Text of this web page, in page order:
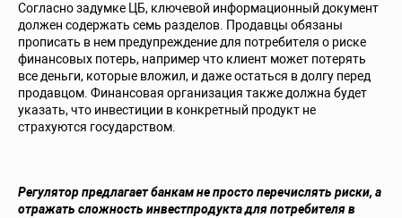
Согласно задумке ЦБ, ключевой информационный документ
должен содержать семь разделов. Продавцы обязаны
прописать в нем предупреждение для потребителя о риске
финансовых потерь, например что клиент может потерять
все деньги, которые вложил, и даже остаться в долгу перед
продавцом. Финансовая организация также должна будет
указать, что инвестиции в конкретный продукт не
страхуются государством.
Регулятор предлагает банкам не просто перечислять риски, а
отражать сложность инвестпродукта для потребителя в